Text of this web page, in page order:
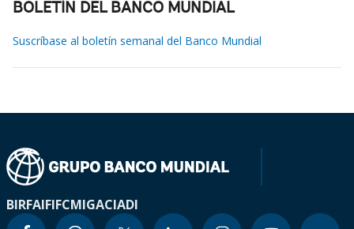
BOLETÍN DEL BANCO MUNDIAL
Suscríbase al boletín semanal del Banco Mundial
BIRFAIFIFCMIGACIADI